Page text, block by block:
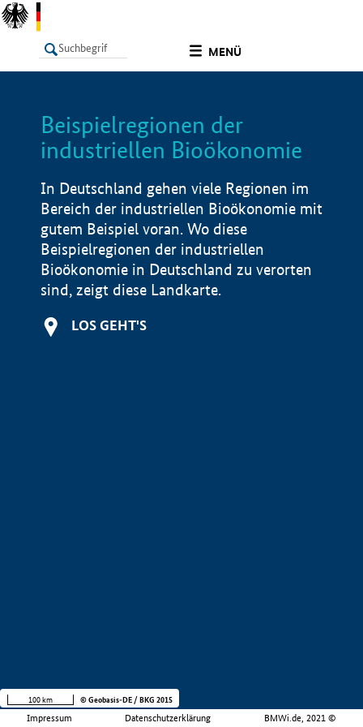
MENÜ
LISTE
Beispielregionen der
industriellen Bioökonomie
In Deutschland gehen viele Regionen im
Bereich der industriellen Bioökonomie mit
gutem Beispiel voran. Wo diese
Beispielregionen der industriellen
Bioökonomie in Deutschland zu verorten
sind, zeigt diese Landkarte.
LOS GEHT'S
Impressum Datenschutzerklärung BMWi.de, 2021 ©
100 km © Geobasis-DE / BKG 2015